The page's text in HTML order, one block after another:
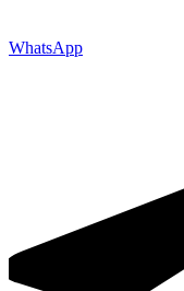
WhatsApp